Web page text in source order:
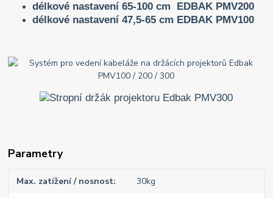
délkové nastavení 65-100 cm EDBAK PMV200
délkové nastavení 47,5-65 cm EDBAK PMV100
Parametry
Max. zatížení / nosnost 30kg